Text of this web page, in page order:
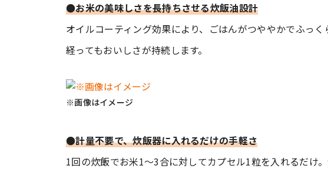
●お米の美味しさを長持ちさせる炊飯油設計
オイルコーティング効果により、ごはんがつややかでふっ
経ってもおいしさが持続します。
※画像はイメージ
●計量不要で、炊飯器に入れるだけの手軽さ
1回の炊飯でお米1〜3合に対してカプセル1粒を入れるだけ